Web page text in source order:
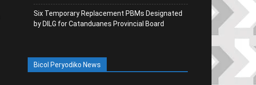
Six Temporary Replacement PBMs Designated
by DILG for Catanduanes Provincial Board
Bicol Peryodiko News